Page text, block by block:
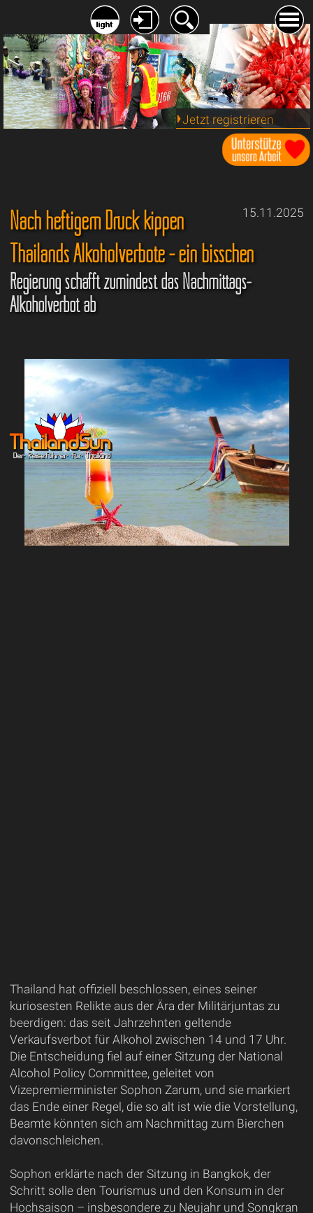
Jetzt registrieren
15.11.2025
Nach heftigem Druck kippen
Thailands Alkoholverbote - ein bisschen
Regierung schafft zumindest das Nachmittags-
Alkoholverbot ab
Thailand hat offiziell beschlossen, eines seiner
kuriosesten Relikte aus der Ära der Militärjuntas zu
beerdigen: das seit Jahrzehnten geltende
Verkaufsverbot für Alkohol zwischen 14 und 17 Uhr.
Die Entscheidung fiel auf einer Sitzung der National
Alcohol Policy Committee, geleitet von
Vizepremierminister Sophon Zarum, und sie markiert
das Ende einer Regel, die so alt ist wie die Vorstellung,
Beamte könnten sich am Nachmittag zum Bierchen
davonschleichen.
Sophon erklärte nach der Sitzung in Bangkok, der
Schritt solle den Tourismus und den Konsum in der
Hochsaison – insbesondere zu Neujahr und Songkran